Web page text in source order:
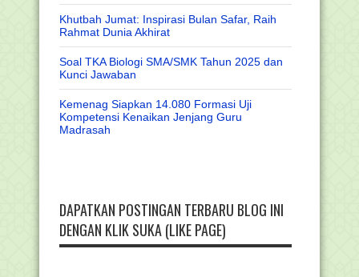
Khutbah Jumat: Inspirasi Bulan Safar, Raih
Rahmat Dunia Akhirat
Soal TKA Biologi SMA/SMK Tahun 2025 dan
Kunci Jawaban
Kemenag Siapkan 14.080 Formasi Uji
Kompetensi Kenaikan Jenjang Guru
Madrasah
DAPATKAN POSTINGAN TERBARU BLOG INI
DENGAN KLIK SUKA (LIKE PAGE)